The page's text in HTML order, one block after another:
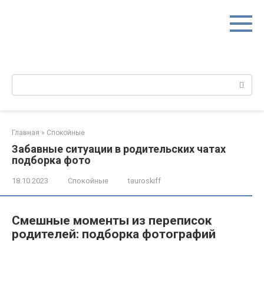
Поиск:
Главная » Спокойные
Забавные ситуации в родительских чатах
подборка фото
18.10.2023 Спокойные tauroskiff
Смешные моменты из переписок
родителей: подборка фотографий